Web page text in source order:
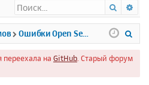
х
о
д
Поиск
на GitHub . Старый форум